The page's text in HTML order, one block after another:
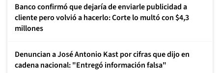
Banco confirmó que dejaría de enviarle publicidad a
cliente pero volvió a hacerlo: Corte lo multó con $4,3
millones
Denuncian a José Antonio Kast por cifras que dijo en
cadena nacional: "Entregó información falsa"